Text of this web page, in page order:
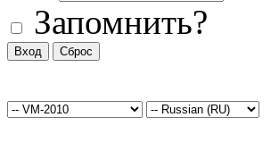
Запомнить?